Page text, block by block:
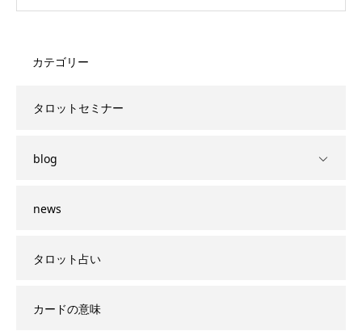
カテゴリー
タロットセミナー
blog
news
タロット占い
カードの意味